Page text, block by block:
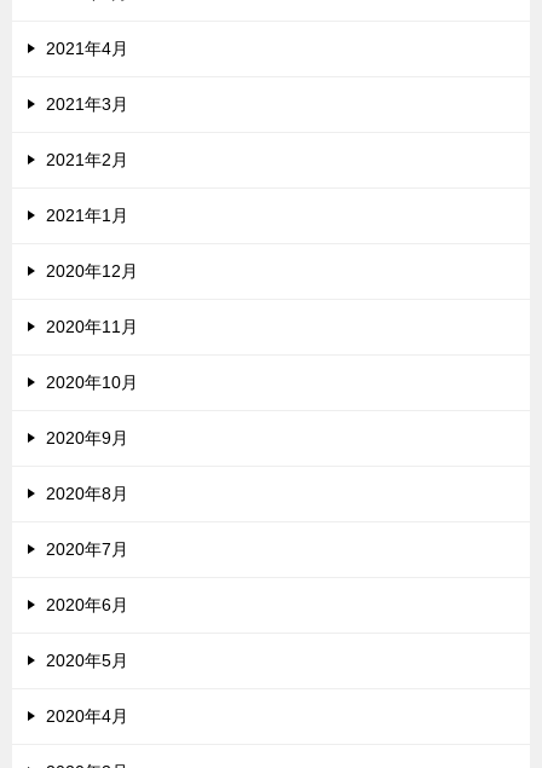
2021年4月
2021年3月
2021年2月
2021年1月
2020年12月
2020年11月
2020年10月
2020年9月
2020年8月
2020年7月
2020年6月
2020年5月
2020年4月